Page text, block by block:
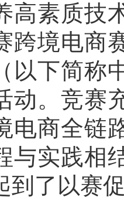
高素质技
跨境电商
以下简称
动。竞赛
电商全链
与实践相
到了以赛